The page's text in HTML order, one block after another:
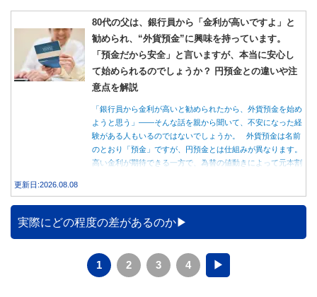
80代の父は、銀行員から「金利が高いですよ」と
勧められ、“外貨預金”に興味を持っています。
「預金だから安全」と言いますが、本当に安心し
て始められるのでしょうか？ 円預金との違いや注
意点を解説
「銀行員から金利が高いと勧められたから、外貨預金を始め
ようと思う」――そんな話を親から聞いて、不安になった経
験がある人もいるのではないでしょうか。 外貨預金は名前
のとおり「預金」ですが、円預金とは仕組みが異なります。
高い金利が期待できる一方で、為替の値動きによって元本割
更新日:2026.08.08
実際にどの程度の差があるのか
1 2 3 4 ▶